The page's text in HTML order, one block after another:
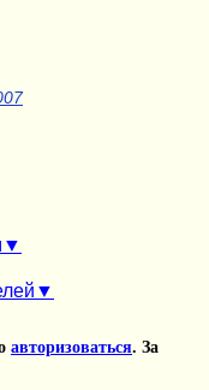
авторизоваться. За